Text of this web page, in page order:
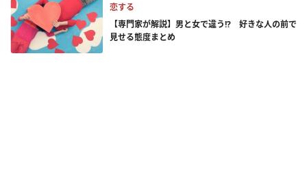
恋する
【専門家が解説】男と女で違う!? 好きな人の前で
見せる態度まとめ